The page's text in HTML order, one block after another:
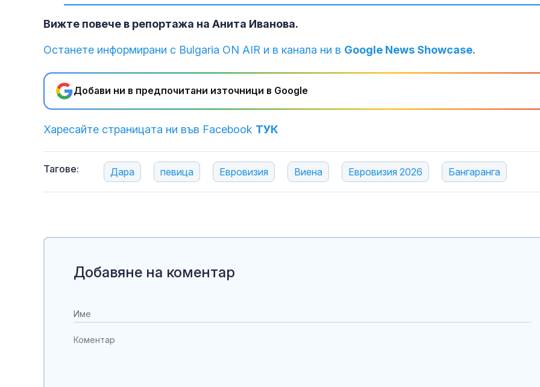
Вижте повече в репортажа на Анита Иванова.
Останете информирани с Bulgaria ON AIR и в канала ни в Google News Showcase.
Добави ни в предпочитани източници в Google
Харесайте страницата ни във Facebook ТУК
Тагове: Дара певица Евровизия Виена Евровизия 2026 Бангаранга
Добавяне на коментар